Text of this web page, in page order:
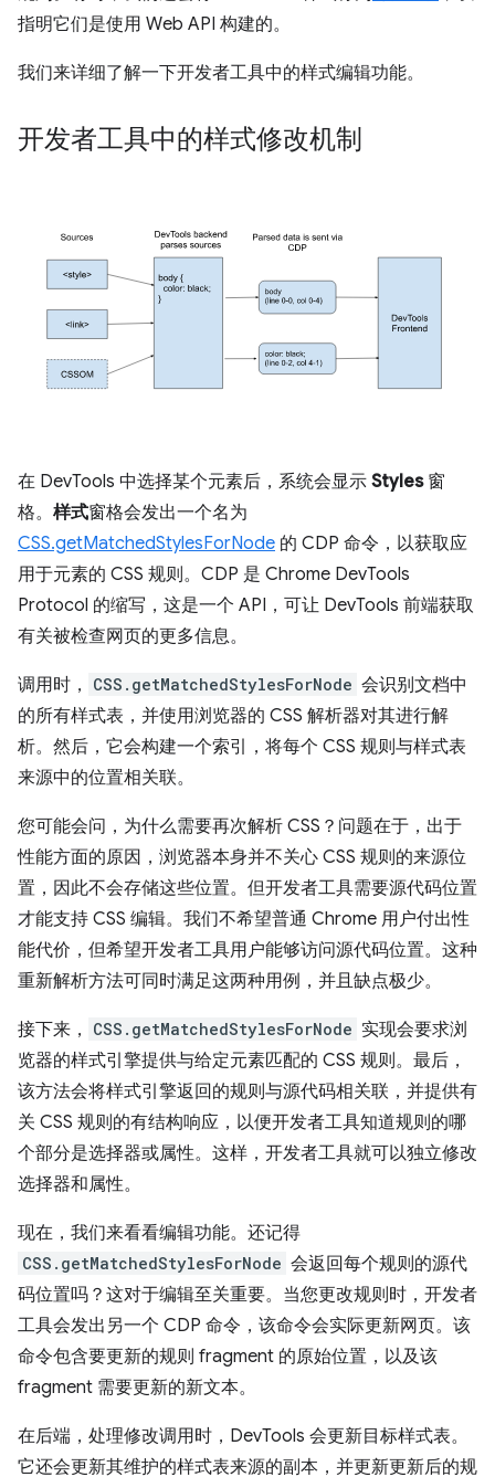
指明它们是使用 Web API 构建的。
我们来详细了解一下开发者工具中的样式编辑功能。
开发者工具中的样式修改机制
在 DevTools 中选择某个元素后，系统会显示 Styles窗
格。 样式窗格会发出一个名为
CSS.getMatchedStylesForNode 的 CDP 命令，以获取应
用于元素的 CSS 规则。CDP 是 Chrome DevTools
Protocol 的缩写，这是一个 API，可让 DevTools 前端获取
有关被检查网页的更多信息。
调用时， CSS.getMatchedStylesForNode 会识别文档中
的所有样式表，并使用浏览器的 CSS 解析器对其进行解
析。然后，它会构建一个索引，将每个 CSS 规则与样式表
来源中的位置相关联。
您可能会问，为什么需要再次解析 CSS？问题在于，出于
性能方面的原因，浏览器本身并不关心 CSS 规则的来源位
置，因此不会存储这些位置。但开发者工具需要源代码位置
才能支持 CSS 编辑。我们不希望普通 Chrome 用户付出性
能代价，但希望开发者工具用户能够访问源代码位置。这种
重新解析方法可同时满足这两种用例，并且缺点极少。
接下来， CSS.getMatchedStylesForNode 实现会要求浏
览器的样式引擎提供与给定元素匹配的 CSS 规则。最后，
该方法会将样式引擎返回的规则与源代码相关联，并提供有
关 CSS 规则的有结构响应，以便开发者工具知道规则的哪
个部分是选择器或属性。这样，开发者工具就可以独立修改
选择器和属性。
现在，我们来看看编辑功能。还记得
CSS.getMatchedStylesForNode 会返回每个规则的源代
码位置吗？这对于编辑至关重要。当您更改规则时，开发者
工具会发出另一个 CDP 命令，该命令会实际更新网页。该
命令包含要更新的规则 fragment 的原始位置，以及该
fragment 需要更新的新文本。
在后端，处理修改调用时，DevTools 会更新目标样式表。
它还会更新其维护的样式表来源的副本，并更新更新后的规